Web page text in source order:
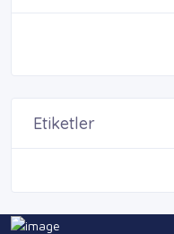
Etiketler